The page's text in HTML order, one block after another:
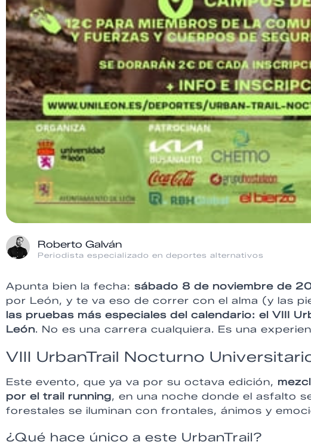
Roberto Galván
Periodista especializado en deportes alternativos
Apunta bien la fecha: sábado 8 de noviembre de
por León, y te va eso de correr con el alma (y las
las pruebas más especiales del calendario: el VIII
León. No es una carrera cualquiera. Es una
VIII UrbanTrail Nocturno
Este evento, que ya va por su octava edición,
por el trail running, en una noche donde el asfalto
forestales se iluminan con frontales, ánimos y
¿Qué hace único a este UrbanTrail?